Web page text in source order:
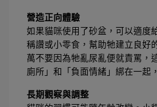
營造正向體驗
如果貓咪使用了砂盆，可以適度
稱讚或小零食，幫助牠建立良好
萬不要因為牠亂尿亂便就責罵，
廁所」和「負面情緒」綁在一起
長期觀察與調整